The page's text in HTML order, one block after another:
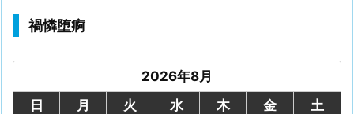
禍憐堕痾
2026年8月
日
月 火 水 木 金
土